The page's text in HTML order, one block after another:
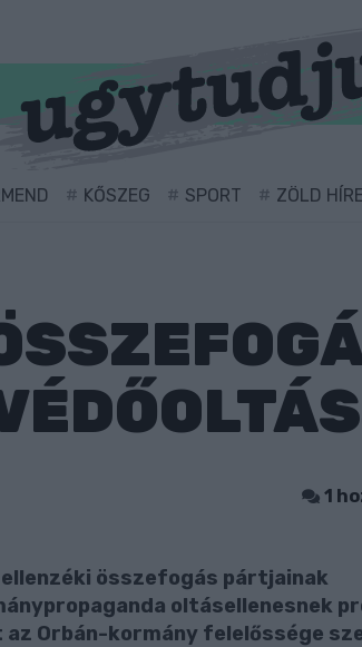
KŐSZEG SPORT ZÖLD
1
összefogás pártjainak
oltásellenesnek
Orbán-kormány felelőssége